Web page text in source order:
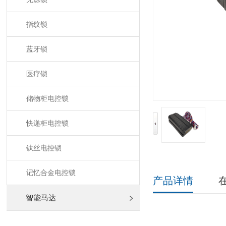
指纹锁
蓝牙锁
医疗锁
储物柜电控锁
快递柜电控锁
钛丝电控锁
记忆合金电控锁
智能马达
产品详情